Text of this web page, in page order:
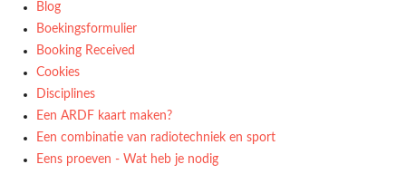
Blog
Boekingsformulier
Booking Received
Cookies
Disciplines
Een ARDF kaart maken?
Een combinatie van radiotechniek en sport
Eens proeven - Wat heb je nodig